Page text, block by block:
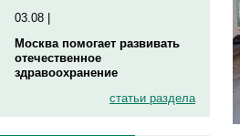
03.08 |
Москва помогает развивать
отечественное
здравоохранение
статьи раздела